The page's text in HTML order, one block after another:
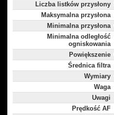
Liczba listków przysłony
Maksymalna przysłona
Minimalna przysłona
Minimalna odległość
ogniskowania
Powiększenie
Średnica filtra
Wymiary
Waga
Uwagi
Prędkość AF